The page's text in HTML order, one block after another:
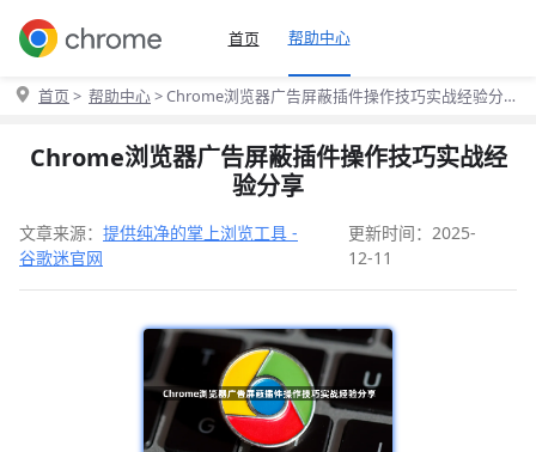
首页 帮助中心
首页 > 帮助中心> Chrome浏览器广告屏蔽插件操作技巧实战经验分
Chrome浏览器广告屏蔽插件操作技巧实战经
验分享
文章来源： 提供纯净的掌上浏览工具 -
谷歌迷官网
更新时间：2025-
12-11